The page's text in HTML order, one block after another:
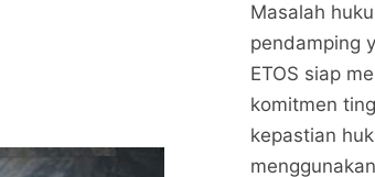
Masalah
pendamping
ETOS siap
komitmen
kepastian